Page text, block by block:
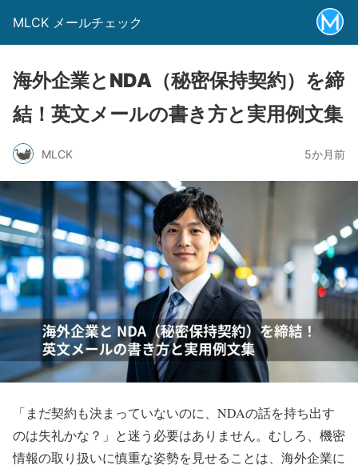
MLCK メールチェック
海外企業とNDA（秘密保持契約）を締
結！英文メールの書き方と実用例文集
MLCK 5か月前
「まだ契約も決まっていないのに、NDAの話を持ち出す
のは失礼かな？」と迷う必要はありません。むしろ、機密
情報の取り扱いに慎重な姿勢を見せることは、海外企業に